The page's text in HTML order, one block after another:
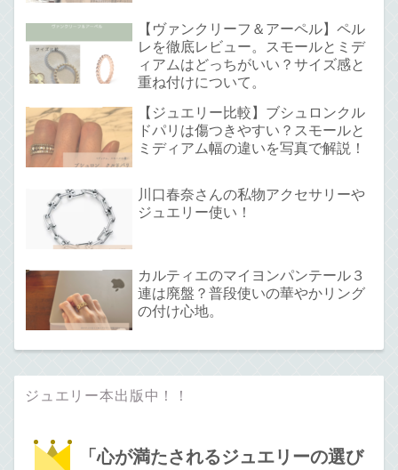
【ヴァンクリーフ＆アーペル】ペル
レを徹底レビュー。スモールとミデ
ィアムはどっちがいい？サイズ感と
重ね付けについて。
【ジュエリー比較】ブシュロンクル
ドパリは傷つきやすい？スモールと
ミディアム幅の違いを写真で解説！
川口春奈さんの私物アクセサリーや
ジュエリー使い！
カルティエのマイヨンパンテール３
連は廃盤？普段使いの華やかリング
の付け心地。
ジュエリー本出版中！！
「心が満たされるジュエリーの選び